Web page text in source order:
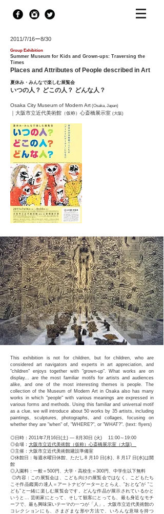
2011/7/16ー8/30
Group Exhibition
Summer Museum for Kids and Grown-ups: Traversing the
Times
Places and Attributes of People described in Art
夏休み・みんなで楽しむ展覧会
いつの人？ どこの人？ どんな人？
Osaka City Museum of Modern Art (Osaka, Japan)
｜大阪市立近代美術館 （仮称） 心斎橋展示室 (大阪)
This exhibition is not for children, but for children, who are
considered art navigators and experts in art appreciation, and
"children" enjoys together with "grown-up". What works are on
display... are the most familiar motifs for artists and audiences
alike, and one of the most interesting themes is people. The
collection of the Museum of Modern Art in Osaka also has many
works in which "people" with various meanings are expressed in
various forms and methods. Using this familiar and universal motif
as a clue, we will introduce about 50 works by 35 artists, including
paintings, sculptures, photographs, and collages, focusing on
whether they are "when" of, "WHERE?", or "WHAT?". (text: flyers)
◎日時：2011年7月16日(土) ― 8月30日 (火) 11:00～19:00
◎会場： 大阪市立近代美術館（仮称）心斎橋展示室（大阪)
◎主催：大阪市立近代美術館建設準備室
◎休館日：毎週水曜日休館、ただし8 月10 日(水)、8 月17 日(水)は開
館
◎入園料：一般＝500円、大学・高校生＝300円、中学生以下無料
◎内容：この展覧会は、こども向けの展覧会ではなく、こどもたち
こそ作品鑑賞の達人＝アートナビゲーターととらえ、“おとな”が “こ
ども”と一緒に楽しむ展覧会です。どんな作品が展示されているかと
いうと... 芸術家にとって、そして観客にとっても、最も身近なモチ
ーフで、最も興味深いテーマの一つが「人」。大阪市立近代美術館の
コレクションにも、さまざまな形や方法で、いろんな意味を持つ